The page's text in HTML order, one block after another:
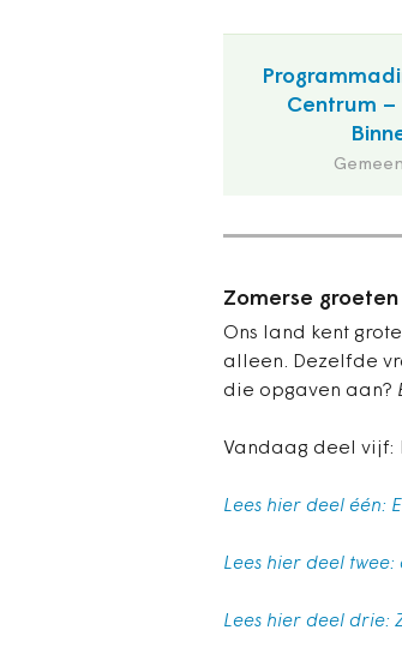
Centrum –
Zomerse
Ons land kent
alleen. Dezelfde
die opgaven aan?
Vandaag deel vijf:
Lees hier deel één:
Lees hier deel
Lees hier deel drie: